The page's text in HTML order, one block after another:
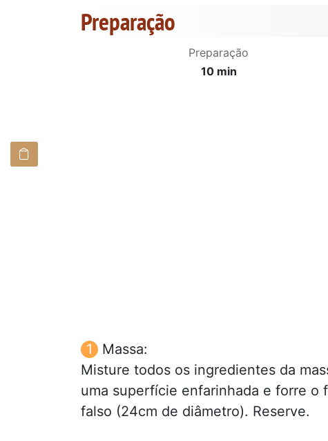
Preparação
Preparação
10 min
Massa:
Misture todos os ingredientes da
uma superfície enfarinhada e forre o
falso (24cm de diâmetro). Reserve.